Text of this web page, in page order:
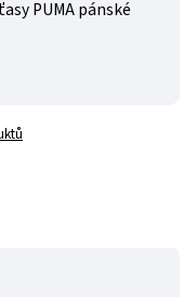
PUMA pánské